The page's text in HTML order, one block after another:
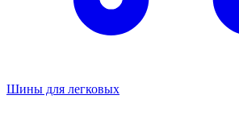
Шины для легковых